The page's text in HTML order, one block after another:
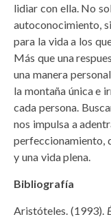
lidiar con ella. No
autoconocimiento,
para la vida a los
Más que una
una manera
la montaña única e
cada persona.
nos impulsa a
perfeccionamiento,
y una vida plena.
Bibliografía
Aristóteles. (1993).